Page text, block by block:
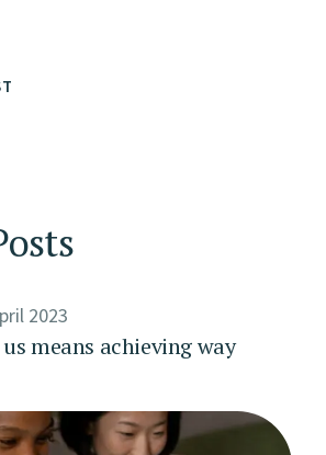
2023
means achieving way